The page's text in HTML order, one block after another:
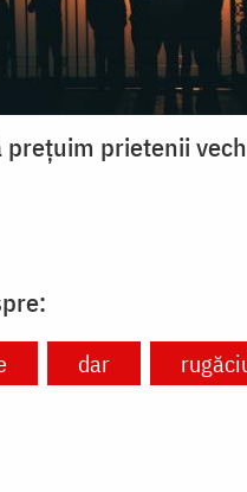
prețuim prietenii
dar